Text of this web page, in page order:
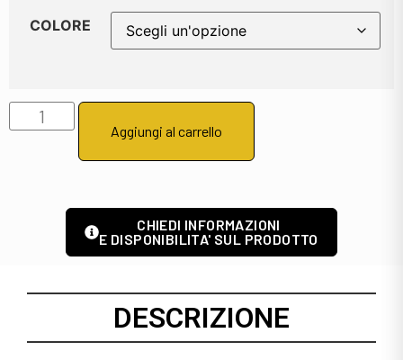
COLORE
Aggiungi al carrello
CHIEDI INFORMAZIONI
E DISPONIBILITA' SUL PRODOTTO
DESCRIZIONE